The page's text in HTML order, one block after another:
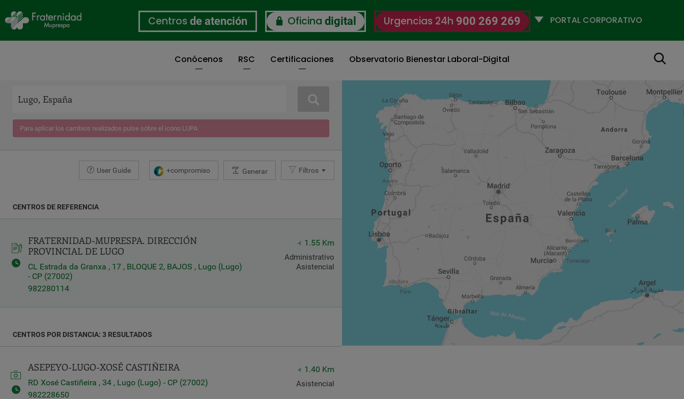
contenido
principal
Centros de atención Oficina digital Urgencias 24h 900 269 269
Selecciona
Conócenos RSC Certificaciones Observatorio Bienestar Laboral-Digital Buscar
Buscar
Para aplicar los cambios realizados pulse sobre el icono LUPA
Filtros
Generar
+compromiso
User Guide
Latitud
Longitud
Distancia
*
Kilómetros
CENTROS DE REFERENCIA
FRATERNIDAD-MUPRESPA. DIRECCIÓN
PROVINCIAL DE LUGO
CL Estrada da Granxa , 17 , BLOQUE 2, BAJOS , Lugo (Lugo)
- CP (27002)
982280114
1.55 Km
Administrativo
Asistencial
CENTROS POR DISTANCIA: 3 RESULTADOS
ASEPEYO-LUGO-XOSÉ CASTIÑEIRA
RD Xosé Castiñeira , 34 , Lugo (Lugo) - CP (27002)
982228650
1.40 Km
Asistencial